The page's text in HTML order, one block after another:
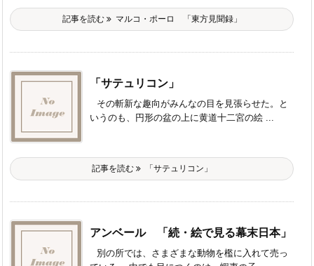
記事を読む マルコ・ポーロ 「東方見聞録」
「サテュリコン」
その斬新な趣向がみんなの目を見張らせた。と
いうのも、円形の盆の上に黄道十二宮の絵 ...
記事を読む 「サテュリコン」
アンベール 「続・絵で見る幕末日本」
別の所では、さまざまな動物を檻に入れて売っ